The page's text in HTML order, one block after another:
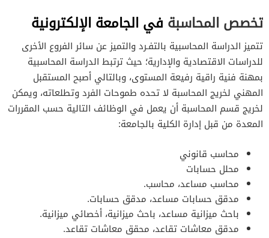
تخصص المحاسبة في الجامعة الإلكترونية
تتميز الدراسة المحاسبية بالتفـرد والتميز عن سائر الفروع الأخرى
للدراسات الاقتصادية والإدارية؛ حيث ترتبط الدراسة المحاسبية
بمهنة فنية راقية رفيعة المستوى، وبالتالي أصبح المستقبل
المهني لخريج المحاسبة لا تحده طموحات الفرد وتطلعاته، ويمكن
لخريج قسم المحاسبة أن يعمل في الوظائف التالية حسب المقررات
المعدة من قبل إدارة الكلية بالجامعة:
محاسب قانوني
محلل حسابات
محاسب مساعد، محاسب.
مدقق حسابات مساعد، مدقق حسابات.
باحث ميزانية مساعد، باحث ميزانية، أخصائي ميزانية.
مدقق معاشات تقاعد، محقق معاشات تقاعد.